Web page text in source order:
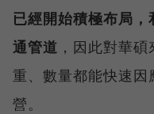
已經開始積極布局
通管道 ，因此對華
重、數量都能快速
營。